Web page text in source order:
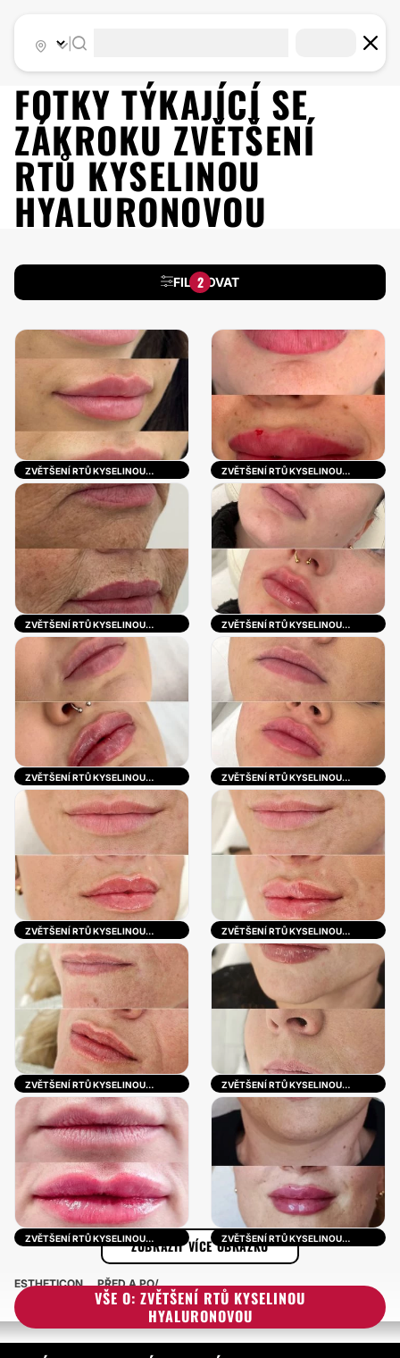
FOTKY TÝKAJÍCÍ SE
ZÁKROKU ZVĚTŠENÍ
RTŮ KYSELINOU
HYALURONOVOU
FILTROVAT
2
ZVĚTŠENÍ RTŮ KYSELINOU
HYALURONOVOU
ZVĚTŠENÍ RTŮ KYSELINOU
HYALURONOVOU
ZVĚTŠENÍ RTŮ KYSELINOU
HYALURONOVOU
ZVĚTŠENÍ RTŮ KYSELINOU
HYALURONOVOU
ZVĚTŠENÍ RTŮ KYSELINOU
HYALURONOVOU
ZVĚTŠENÍ RTŮ KYSELINOU
HYALURONOVOU
ZVĚTŠENÍ RTŮ KYSELINOU
HYALURONOVOU
ZVĚTŠENÍ RTŮ KYSELINOU
HYALURONOVOU
ZVĚTŠENÍ RTŮ KYSELINOU
HYALURONOVOU
ZVĚTŠENÍ RTŮ KYSELINOU
HYALURONOVOU
ZVĚTŠENÍ RTŮ KYSELINOU
ZVĚTŠENÍ RTŮ KYSELINOU
HYALURONOVOU
ZOBRAZIT VÍCE OBRÁZKŮ
VŠE O: ZVĚTŠENÍ RTŮ KYSELINOU
HYALURONOVOU
ESTHETICON
PŘED A PO
ZVĚTŠENÍ RTŮ KYSELINOU HYALURONOVOU